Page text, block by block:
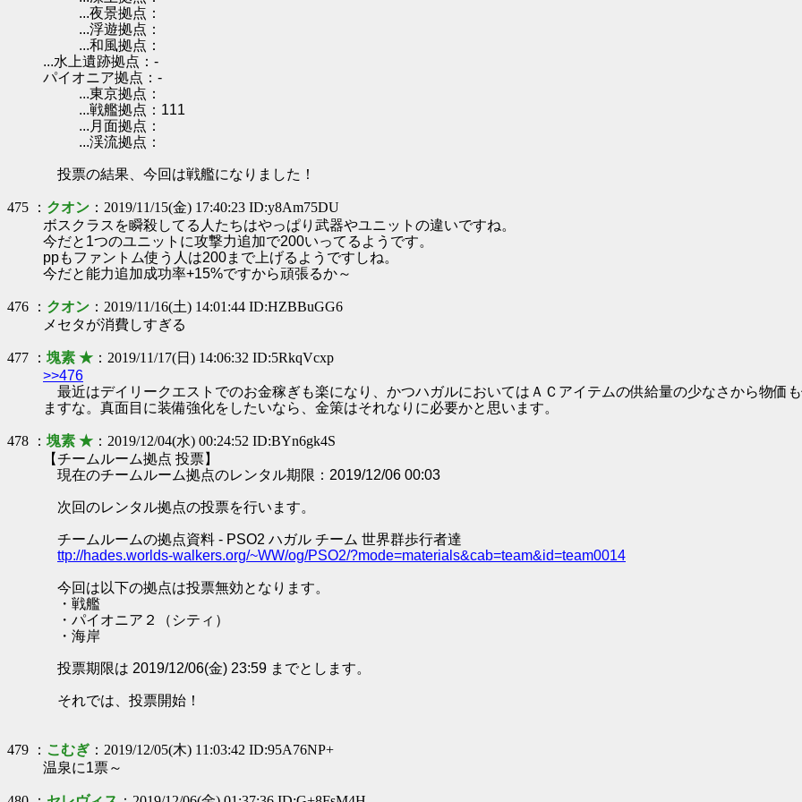
...夜景拠点：
...浮遊拠点：
...和風拠点：
...水上遺跡拠点：-
パイオニア拠点：-
...東京拠点：
...戦艦拠点：111
...月面拠点：
...渓流拠点：
投票の結果、今回は戦艦になりました！
475 ： クオン ：2019/11/15(金) 17:40:23 ID:y8Am75DU
ボスクラスを瞬殺してる人たちはやっぱり武器やユニットの違いですね。
今だと1つのユニットに攻撃力追加で200いってるようです。
ppもファントム使う人は200まで上げるようですしね。
今だと能力追加成功率+15%ですから頑張るか～
476 ： クオン ：2019/11/16(土) 14:01:44 ID:HZBBuGG6
メセタが消費しすぎる
477 ： 塊素 ★ ：2019/11/17(日) 14:06:32 ID:5RkqVcxp
>>476
最近はデイリークエストでのお金稼ぎも楽になり、かつハガルにおいてはＡＣアイテムの供給量の少なさから物価
ますな。真面目に装備強化をしたいなら、金策はそれなりに必要かと思います。
478 ： 塊素 ★ ：2019/12/04(水) 00:24:52 ID:BYn6gk4S
【チームルーム拠点 投票】
現在のチームルーム拠点のレンタル期限：2019/12/06 00:03
次回のレンタル拠点の投票を行います。
チームルームの拠点資料 - PSO2 ハガル チーム 世界群歩行者達
ttp://hades.worlds-walkers.org/~WW/og/PSO2/?mode=materials&cab=team&id=team0014
今回は以下の拠点は投票無効となります。
・戦艦
・パイオニア２（シティ）
・海岸
投票期限は 2019/12/06(金) 23:59 までとします。
それでは、投票開始！
479 ： こむぎ ：2019/12/05(木) 11:03:42 ID:95A76NP+
温泉に1票～